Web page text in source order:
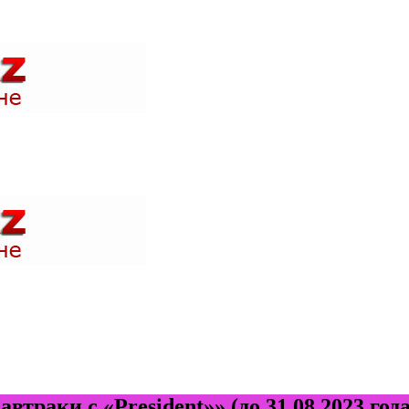
в магазинах вашего города и быть в курсе где проходят
в магазинах вашего города и быть в курсе где проходят